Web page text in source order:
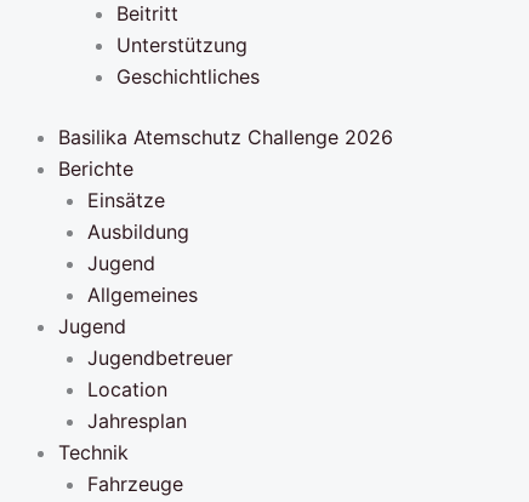
Beitritt
Unterstützung
Geschichtliches
Basilika Atemschutz Challenge 2026
Berichte
Einsätze
Ausbildung
Jugend
Allgemeines
Jugend
Jugendbetreuer
Location
Jahresplan
Technik
Fahrzeuge